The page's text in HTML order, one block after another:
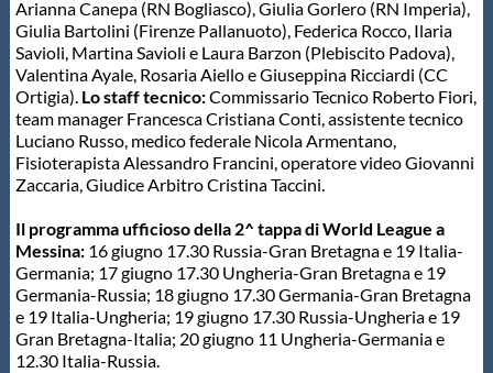
Arianna Canepa (RN Bogliasco), Giulia Gorlero (RN Imperia),
Giulia Bartolini (Firenze Pallanuoto), Federica Rocco, Ilaria
Savioli, Martina Savioli e Laura Barzon (Plebiscito Padova),
Valentina Ayale, Rosaria Aiello e Giuseppina Ricciardi (CC
Ortigia). Lo staff tecnico:Commissario Tecnico Roberto Fiori,
team manager Francesca Cristiana Conti, assistente tecnico
Luciano Russo, medico federale Nicola Armentano,
Fisioterapista Alessandro Francini, operatore video Giovanni
Zaccaria, Giudice Arbitro Cristina Taccini.
Il programma ufficioso della 2^ tappa di World League a
Messina: 16 giugno 17.30 Russia-Gran Bretagna e 19 Italia-
Germania; 17 giugno 17.30 Ungheria-Gran Bretagna e 19
Germania-Russia; 18 giugno 17.30 Germania-Gran Bretagna
e 19 Italia-Ungheria; 19 giugno 17.30 Russia-Ungheria e 19
Gran Bretagna-Italia; 20 giugno 11 Ungheria-Germania e
12.30 Italia-Russia.